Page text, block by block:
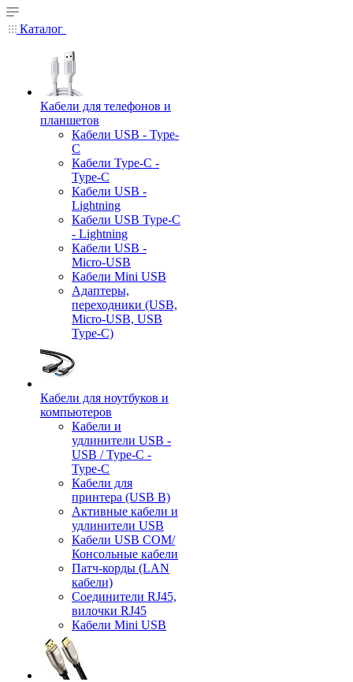
Каталог
Кабели для телефонов и
планшетов
Кабели USB - Type-
C
Кабели Type-C -
Type-C
Кабели USB -
Lightning
Кабели USB Type-C
- Lightning
Кабели USB -
Micro-USB
Кабели Mini USB
Адаптеры,
переходники (USB,
Micro-USB, USB
Type-C)
Кабели для ноутбуков и
компьютеров
Кабели и
удлинители USB -
USB / Type-C -
Type-C
Кабели для
принтера (USB B)
Активные кабели и
удлинители USB
Кабели USB COM/
Консольные кабели
Патч-корды (LAN
кабели)
Соединители RJ45,
вилочки RJ45
Кабели Mini USB